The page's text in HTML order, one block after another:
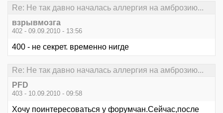
Re: Не так давно началась аллергия на амброзию...
взрывмозга
402 - 09.09.2010 - 13:56
400 - не секрет. временно нигде
Re: Не так давно началась аллергия на амброзию...
PFD
403 - 10.09.2010 - 09:58
Хочу поинтересоваться у форумчан.Сейчас,после